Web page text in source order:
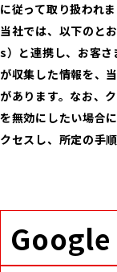
に従って取り扱われま
当社では、以下の
s）と連携し、お客
が収集した情報を、
があります。なお、
を無効にしたい場合
クセスし、所定の手